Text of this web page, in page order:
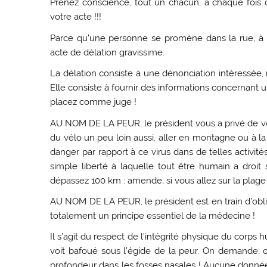
Prenez conscience, tout un chacun, à chaque
votre acte !!!
Parce qu’une personne se promène dans la rue,
acte de délation gravissime.
La délation consiste à une dénonciation
Elle consiste à fournir des informations concernant
placez comme juge !
AU NOM DE LA PEUR, le président vous a privé
du vélo un peu loin aussi, aller en montagne ou à
danger par rapport à ce virus dans de telles
simple liberté à laquelle tout être humain a droit
dépassez 100 km : amende, si vous allez sur la
AU NOM DE LA PEUR, le président est en train
totalement un principe essentiel de la médecine !
Il s’agit du respect de l’intégrité physique du
voit bafoué sous l’égide de la peur. On